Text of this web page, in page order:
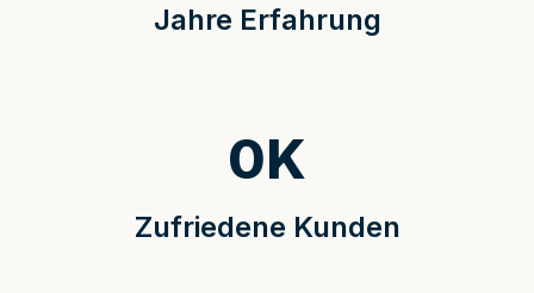
Jahre Erfahrung
Zufriedene Kunden
0K